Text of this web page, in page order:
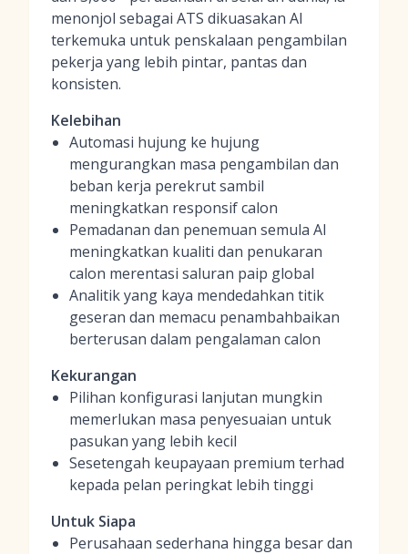
menonjol sebagai ATS dikuasakan AI
terkemuka untuk penskalaan pengambilan
pekerja yang lebih pintar, pantas dan
konsisten.
Kelebihan
Automasi hujung ke hujung
mengurangkan masa pengambilan dan
beban kerja perekrut sambil
meningkatkan responsif calon
Pemadanan dan penemuan semula AI
meningkatkan kualiti dan penukaran
calon merentasi saluran paip global
Analitik yang kaya mendedahkan titik
geseran dan memacu penambahbaikan
berterusan dalam pengalaman calon
Kekurangan
Pilihan konfigurasi lanjutan mungkin
memerlukan masa penyesuaian untuk
pasukan yang lebih kecil
Sesetengah keupayaan premium terhad
kepada pelan peringkat lebih tinggi
Untuk Siapa
Perusahaan sederhana hingga besar dan